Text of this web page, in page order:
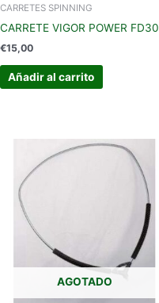
CARRETES SPINNING
CARRETE VIGOR POWER FD30
€15,00
Añadir al carrito
AGOTADO